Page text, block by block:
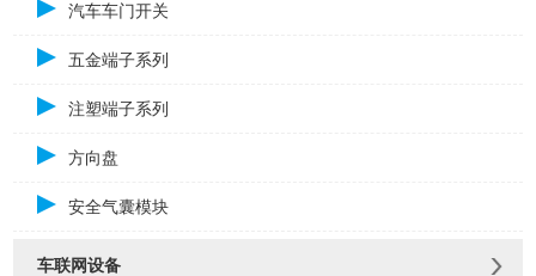
汽车车门开关
五金端子系列
注塑端子系列
方向盘
安全气囊模块
车联网设备